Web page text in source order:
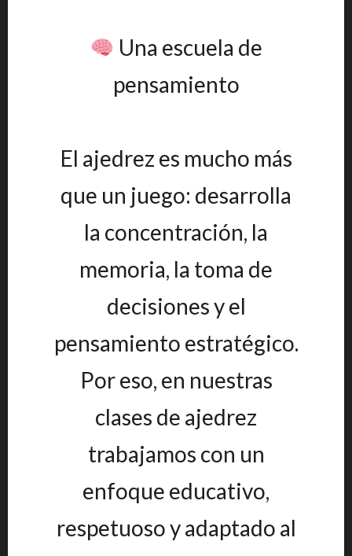
Una escuela de
pensamiento
El ajedrez es mucho más
que un juego: desarrolla
la concentración, la
memoria, la toma de
decisiones y el
pensamiento estratégico.
Por eso, en nuestras
clases de ajedrez
trabajamos con un
enfoque educativo,
respetuoso y adaptado al